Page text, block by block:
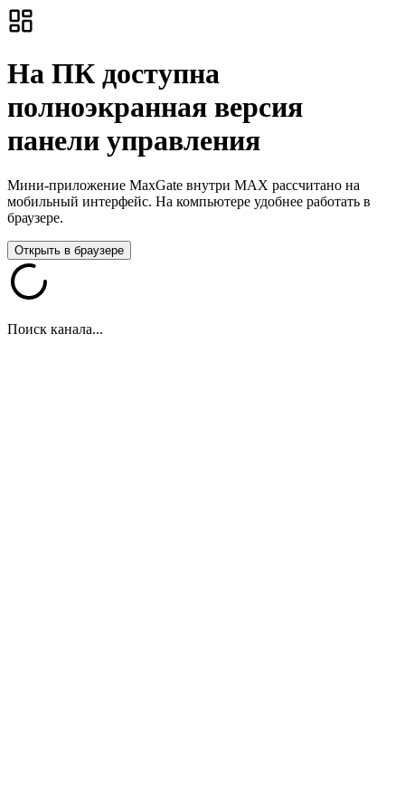
На ПК доступна
полноэкранная версия
панели управления
Мини-приложение MaxGate внутри MAX рассчитано на
мобильный интерфейс. На компьютере удобнее работать в
браузере.
Открыть в браузере
Поиск канала...